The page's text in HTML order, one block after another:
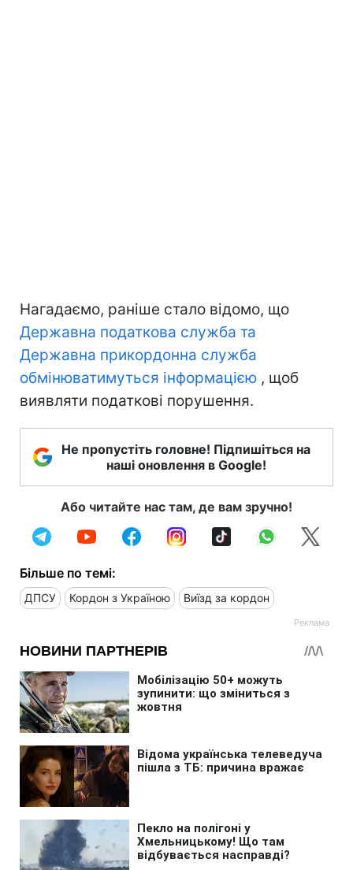
Нагадаємо, раніше стало відомо, що
Державна податкова служба та
Державна прикордонна служба
обмінюватимуться інформацією , щоб
виявляти податкові порушення.
Не пропустіть головне! Підпишіться на
наші оновлення в Google!
Або читайте нас там, де вам зручно!
Більше по темі:
ДПСУ Кордон з Україною Виїзд за кордон